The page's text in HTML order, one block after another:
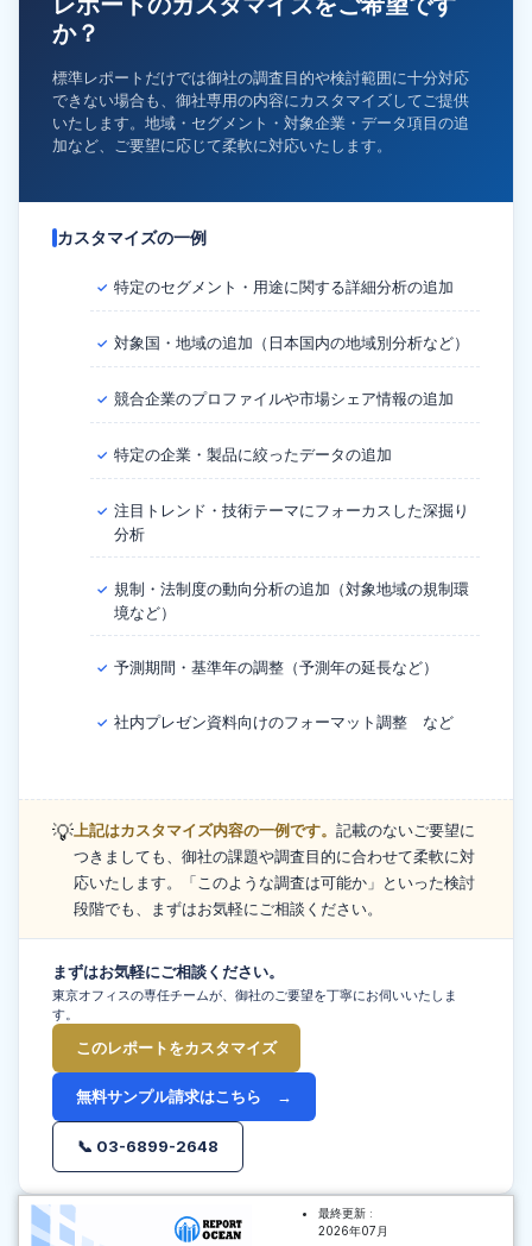
か？
標準レポートだけでは御社の調査目的や検討範囲に十分対応
できない場合も、御社専用の内容にカスタマイズしてご提供
いたします。地域・セグメント・対象企業・データ項目の追
加など、ご要望に応じて柔軟に対応いたします。
カスタマイズの一例
✓ 特定のセグメント・用途に関する詳細分析の追加
✓ 対象国・地域の追加（日本国内の地域別分析など）
✓ 競合企業のプロファイルや市場シェア情報の追加
✓ 特定の企業・製品に絞ったデータの追加
✓ 注目トレンド・技術テーマにフォーカスした深掘り
分析
✓ 規制・法制度の動向分析の追加（対象地域の規制環
境など）
✓ 予測期間・基準年の調整（予測年の延長など）
✓ 社内プレゼン資料向けのフォーマット調整 など
💡上記はカスタマイズ内容の一例です。 記載のないご要望に
つきましても、御社の課題や調査目的に合わせて柔軟に対
応いたします。「このような調査は可能か」といった検討
段階でも、まずはお気軽にご相談ください。
まずはお気軽にご相談ください。
東京オフィスの専任チームが、御社のご要望を丁寧にお伺いいたしま
す。
このレポートをカスタマイズ
無料サンプル請求はこちら →
📞 03-6899-2648
最終更新 :
2026年07月